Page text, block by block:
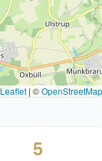
Leaflet | ©OpenStreetMap
5